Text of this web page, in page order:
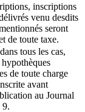
inscriptions
venu desdits
seront
de toute taxe.
tous les cas,
de toute charge
avant
au Journal
9.